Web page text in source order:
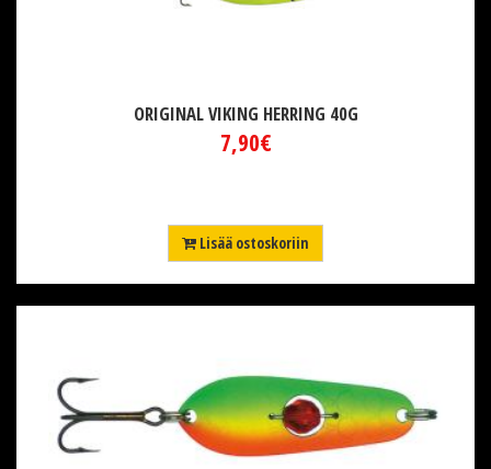
ORIGINAL VIKING HERRING 40G
7,90€
Lisää ostoskoriin